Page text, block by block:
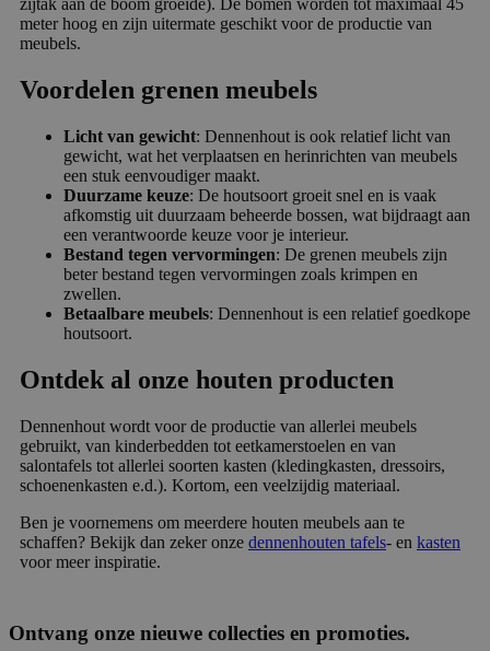
zijtak aan de boom groeide). De bomen worden tot maximaal 45
meter hoog en zijn uitermate geschikt voor de productie van
meubels.
Voordelen grenen meubels
Licht van gewicht: Dennenhout is ook relatief licht van
gewicht, wat het verplaatsen en herinrichten van meubels
een stuk eenvoudiger maakt.
Duurzame keuze: De houtsoort groeit snel en is vaak
afkomstig uit duurzaam beheerde bossen, wat bijdraagt aan
een verantwoorde keuze voor je interieur.
Bestand tegen vervormingen: De grenen meubels zijn
beter bestand tegen vervormingen zoals krimpen en
zwellen.
Betaalbare meubels: Dennenhout is een relatief goedkope
houtsoort.
Ontdek al onze houten producten
Dennenhout wordt voor de productie van allerlei meubels
gebruikt, van kinderbedden tot eetkamerstoelen en van
salontafels tot allerlei soorten kasten (kledingkasten, dressoirs,
schoenenkasten e.d.). Kortom, een veelzijdig materiaal.
Ben je voornemens om meerdere houten meubels aan te
schaffen? Bekijk dan zeker onze dennenhouten tafels- en kasten
voor meer inspiratie.
Ontvang onze nieuwe collecties en promoties.